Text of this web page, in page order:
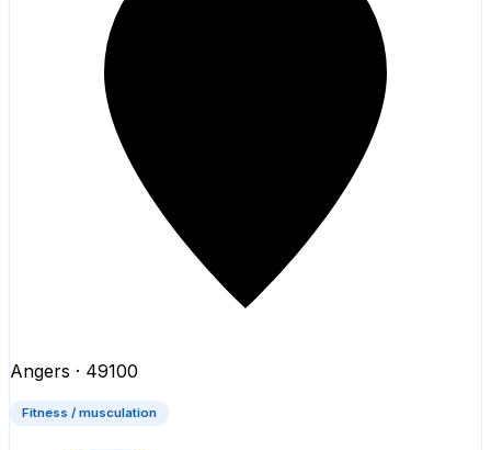
Angers · 49100
Fitness / musculation